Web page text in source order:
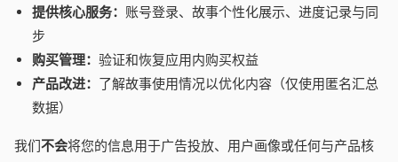
提供核心服务： 账号登录、故事个性化展示、进度记录与同
步
购买管理： 验证和恢复应用内购买权益
产品改进： 了解故事使用情况以优化内容（仅使用匿名汇总
数据）
我们不会将您的信息用于广告投放、用户画像或任何与产品核